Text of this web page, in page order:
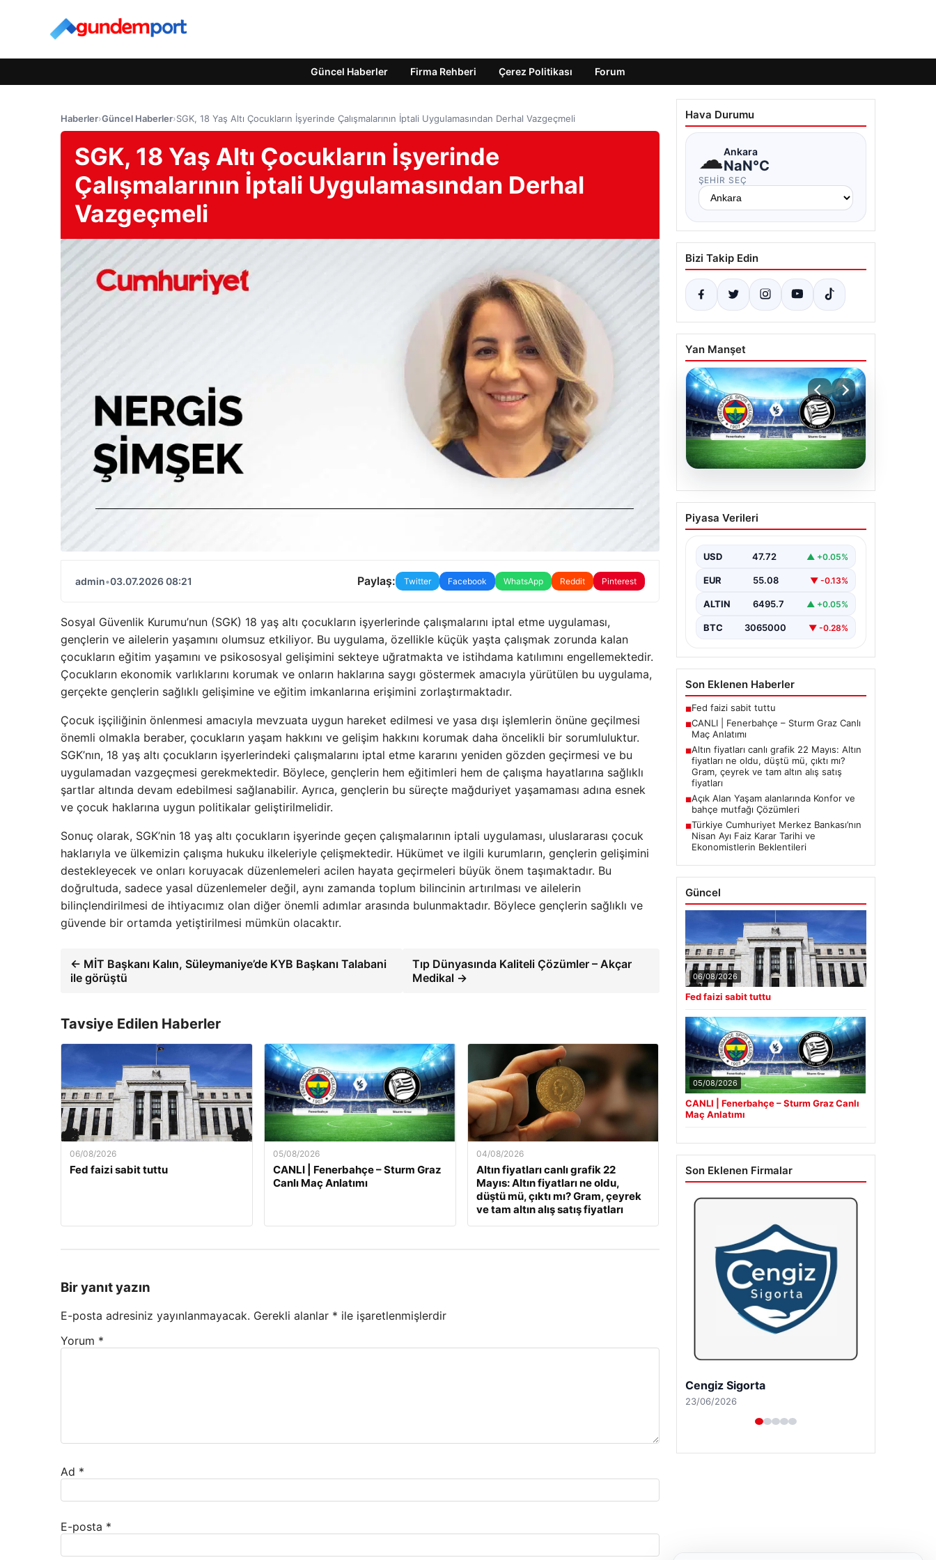
Güncel Haberler Firma Rehberi Çerez Politikası Forum
Haberler›Güncel Haberler›SGK, 18 Yaş Altı Çocukların İşyerinde Çalışmalarının İptali Uygulamasından Derhal Vazgeçmeli
SGK, 18 Yaş Altı Çocukların İşyerinde
Çalışmalarının İptali Uygulamasından Derhal
Vazgeçmeli
admin•03.07.2026 08:21 Paylaş: Twitter Facebook WhatsApp Reddit Pinterest
Sosyal Güvenlik Kurumu’nun (SGK) 18 yaş altı çocukların işyerlerinde çalışmalarını iptal etme uygulaması,
gençlerin ve ailelerin yaşamını olumsuz etkiliyor. Bu uygulama, özellikle küçük yaşta çalışmak zorunda kalan
çocukların eğitim yaşamını ve psikososyal gelişimini sekteye uğratmakta ve istihdama katılımını engellemektedir.
Çocukların ekonomik varlıklarını korumak ve onların haklarına saygı göstermek amacıyla yürütülen bu uygulama,
gerçekte gençlerin sağlıklı gelişimine ve eğitim imkanlarına erişimini zorlaştırmaktadır.
Çocuk işçiliğinin önlenmesi amacıyla mevzuata uygun hareket edilmesi ve yasa dışı işlemlerin önüne geçilmesi
önemli olmakla beraber, çocukların yaşam hakkını ve gelişim hakkını korumak daha öncelikli bir sorumluluktur.
SGK’nın, 18 yaş altı çocukların işyerlerindeki çalışmalarını iptal etme kararını yeniden gözden geçirmesi ve bu
uygulamadan vazgeçmesi gerekmektedir. Böylece, gençlerin hem eğitimleri hem de çalışma hayatlarına sağlıklı
şartlar altında devam edebilmesi sağlanabilir. Ayrıca, gençlerin bu süreçte mağduriyet yaşamaması adına esnek
ve çocuk haklarına uygun politikalar geliştirilmelidir.
Sonuç olarak, SGK’nin 18 yaş altı çocukların işyerinde geçen çalışmalarının iptali uygulaması, uluslararası çocuk
haklarıyla ve ülkemizin çalışma hukuku ilkeleriyle çelişmektedir. Hükümet ve ilgili kurumların, gençlerin gelişimini
destekleyecek ve onları koruyacak düzenlemeleri acilen hayata geçirmeleri büyük önem taşımaktadır. Bu
doğrultuda, sadece yasal düzenlemeler değil, aynı zamanda toplum bilincinin artırılması ve ailelerin
bilinçlendirilmesi de ihtiyacımız olan diğer önemli adımlar arasında bulunmaktadır. Böylece gençlerin sağlıklı ve
güvende bir ortamda yetiştirilmesi mümkün olacaktır.
← MİT Başkanı Kalın, Süleymaniye’de KYB Başkanı Talabani
ile görüştü
Tıp Dünyasında Kaliteli Çözümler – Akçar
Medikal →
Tavsiye Edilen Haberler
06/08/2026
Fed faizi sabit tuttu
05/08/2026
CANLI | Fenerbahçe – Sturm Graz
Canlı Maç Anlatımı
04/08/2026
Altın fiyatları canlı grafik 22
Mayıs: Altın fiyatları ne oldu,
düştü mü, çıktı mı? Gram, çeyrek
ve tam altın alış satış fiyatları
Bir yanıt yazın
E-posta adresiniz yayınlanmayacak. Gerekli alanlar * ile işaretlenmişlerdir
Yorum *
Ad *
E-posta *
Hava Durumu
☁Ankara
NaN°C
ŞEHIR SEÇ
Bizi Takip Edin
Yan Manşet
05.08.2026
CANLI | Fenerbahçe –
Sturm Graz Canlı Maç
Piyasa Verileri
USD 47.72 ▲ +0.05%
EUR 55.08 ▼ -0.13%
ALTIN 6495.7 ▲ +0.05%
BTC 3065000 ▼ -0.28%
Son Eklenen Haberler
■Fed faizi sabit tuttu
■CANLI | Fenerbahçe – Sturm Graz Canlı
Maç Anlatımı
■Altın fiyatları canlı grafik 22 Mayıs: Altın
fiyatları ne oldu, düştü mü, çıktı mı?
Gram, çeyrek ve tam altın alış satış
fiyatları
■Açık Alan Yaşam alanlarında Konfor ve
bahçe mutfağı Çözümleri
■Türkiye Cumhuriyet Merkez Bankası’nın
Nisan Ayı Faiz Karar Tarihi ve
Ekonomistlerin Beklentileri
Güncel
06/08/2026
Fed faizi sabit tuttu
05/08/2026
CANLI | Fenerbahçe – Sturm Graz Canlı
Maç Anlatımı
Son Eklenen Firmalar
Hastaş Beton
26/05/2026